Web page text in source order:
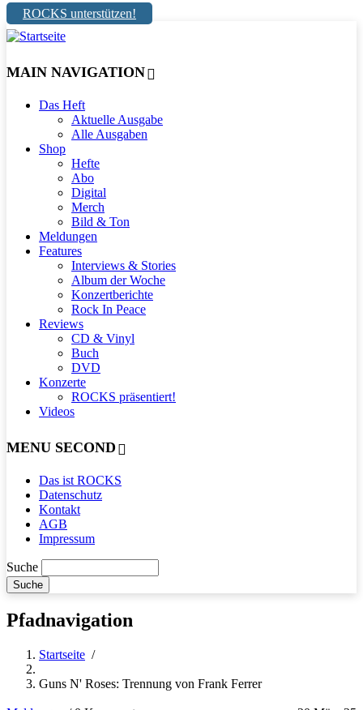
ROCKS unterstützen!
MAIN NAVIGATION
Das Heft
Aktuelle Ausgabe
Alle Ausgaben
Shop
Hefte
Abo
Digital
Merch
Bild & Ton
Meldungen
Features
Interviews & Stories
Album der Woche
Konzertberichte
Rock In Peace
Reviews
CD & Vinyl
Buch
DVD
Konzerte
ROCKS präsentiert!
Videos
MENU SECOND
Das ist ROCKS
Datenschutz
Kontakt
AGB
Impressum
Suche
Pfadnavigation
Startseite /
Guns N' Roses: Trennung von Frank Ferrer